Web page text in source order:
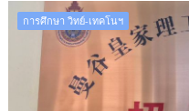
การศึกษา วิทย์-เทคโนฯ